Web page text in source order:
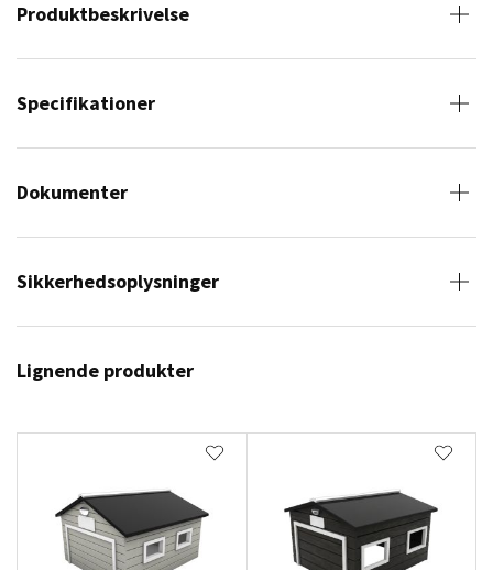
Produktbeskrivelse
Specifikationer
Dokumenter
Sikkerhedsoplysninger
Lignende produkter